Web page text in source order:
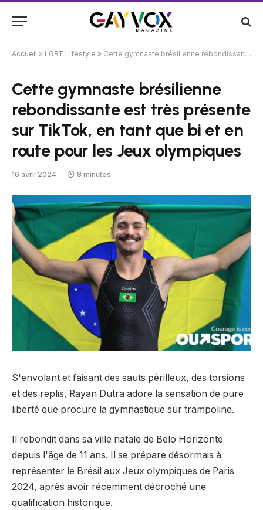
Accueil » LGBT Lifestyle » Cette gymnaste brésilienne rebondissante est très présente sur TikTok, en tant que bi et en route pour les Jeux olympiques
Cette gymnaste brésilienne
rebondissante est très présente
sur TikTok, en tant que bi et en
route pour les Jeux olympiques
16 avril 2024 8 minutes
S'envolant et faisant des sauts périlleux, des torsions
et des replis, Rayan Dutra adore la sensation de pure
liberté que procure la gymnastique sur trampoline.
Il rebondit dans sa ville natale de Belo Horizonte
depuis l'âge de 11 ans. Il se prépare désormais à
représenter le Brésil aux Jeux olympiques de Paris
2024, après avoir récemment décroché une
qualification historique.